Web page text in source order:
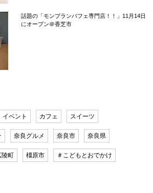
話題の「モンブランパフェ専門店！！」11月14日
にオープン＠香芝市
イベント カフェ スイーツ
奈良グルメ 奈良市 奈良県
陵町 橿原市 ＃こどもとおでかけ